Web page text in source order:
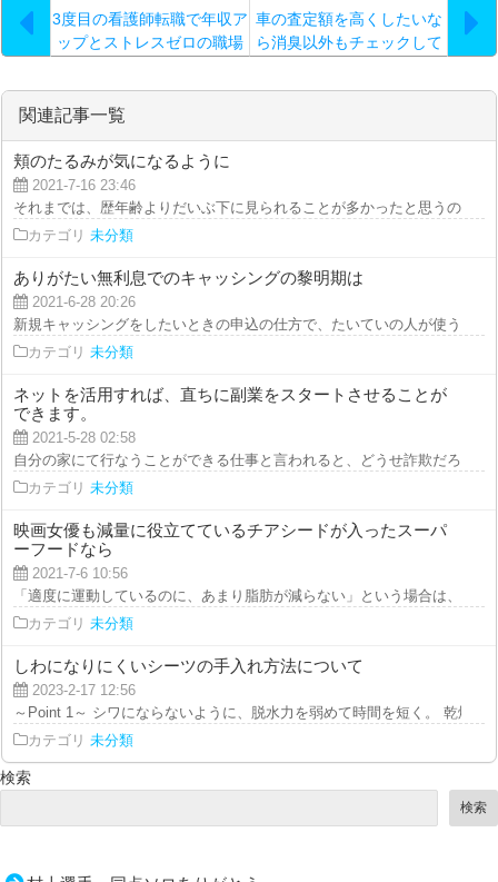
3度目の看護師転職で年収ア
ップとストレスゼロの職場
車の査定額を高くしたいな
ら消臭以外もチェックして
関連記事一覧
頬のたるみが気になるように
2021-7-16 23:46
それまでは、歴年齢よりだいぶ下に見られることが多かったと思うのです
カテゴリ 未分類
ありがたい無利息でのキャッシングの黎明期は
2021-6-28 20:26
新規キャッシングをしたいときの申込の仕方で、たいていの人が使うのが
カテゴリ 未分類
ネットを活用すれば、直ちに副業をスタートさせることが
できます。
2021-5-28 02:58
自分の家にて行なうことができる仕事と言われると、どうせ詐欺だろうと
カテゴリ 未分類
映画女優も減量に役立てているチアシードが入ったスーパ
ーフードなら
2021-7-6 10:56
「適度に運動しているのに、あまり脂肪が減らない」という場合は、ラン
カテゴリ 未分類
しわになりにくいシーツの手入れ方法について
2023-2-17 12:56
～Point 1～ シワにならないように、脱水力を弱めて時間を短く。 乾燥は
カテゴリ 未分類
検索
検索